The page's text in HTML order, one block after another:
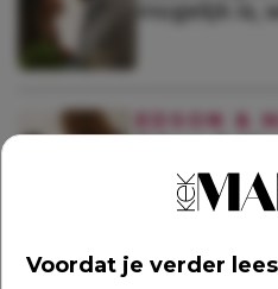
Voordat je verder
mogelijk is,
EDSON &
Edson &
ik je dit jaar
glitter,
uit je